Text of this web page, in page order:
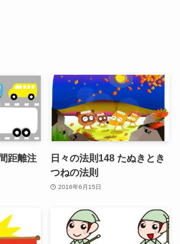
距離注
日々の法則148 たぬきとき
つねの法則
2016年6月15日